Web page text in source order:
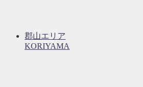
郡山エリア
KORIYAMA